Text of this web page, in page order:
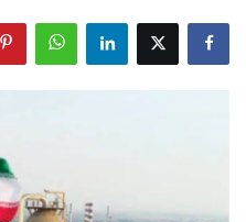
علوم وتكنولوجيا